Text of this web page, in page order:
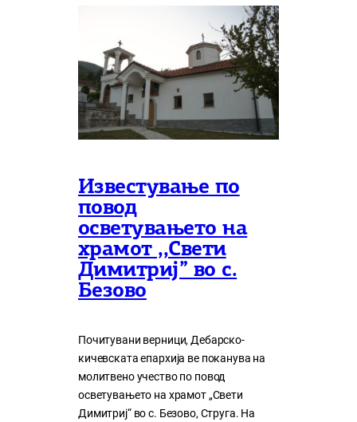
Известување по
повод
осветувањето на
храмот ,,Свети
Димитриј” во с.
Безово
Почитувани верници, Дебарско-
кичевската епархија ве поканува на
молитвено учество по повод
осветувањето на храмот „Свети
Димитриј“ во с. Безово, Струга. На